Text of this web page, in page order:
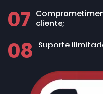
07 cliente;
08 Suporte